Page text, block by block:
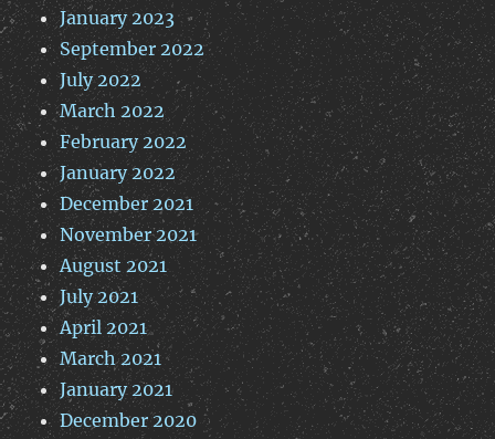
January 2023
September 2022
July 2022
March 2022
February 2022
January 2022
December 2021
November 2021
August 2021
July 2021
April 2021
March 2021
January 2021
December 2020